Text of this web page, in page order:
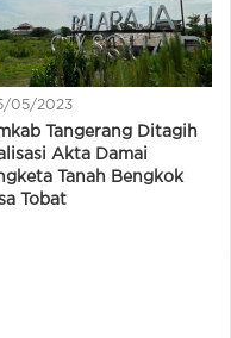
05/2023
Tangerang Ditagih
Akta Damai
Tanah Bengkok
Tobat